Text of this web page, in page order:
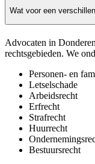
Wat voor een
Advocaten in
rechtsgebieden. We
Personen- en
Letselschade
Arbeidsrecht
Erfrecht
Strafrecht
Huurrecht
Bestuursrecht